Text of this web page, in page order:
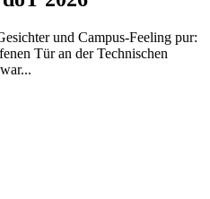
und Campus-Feeling pur:
Tür an der Technischen